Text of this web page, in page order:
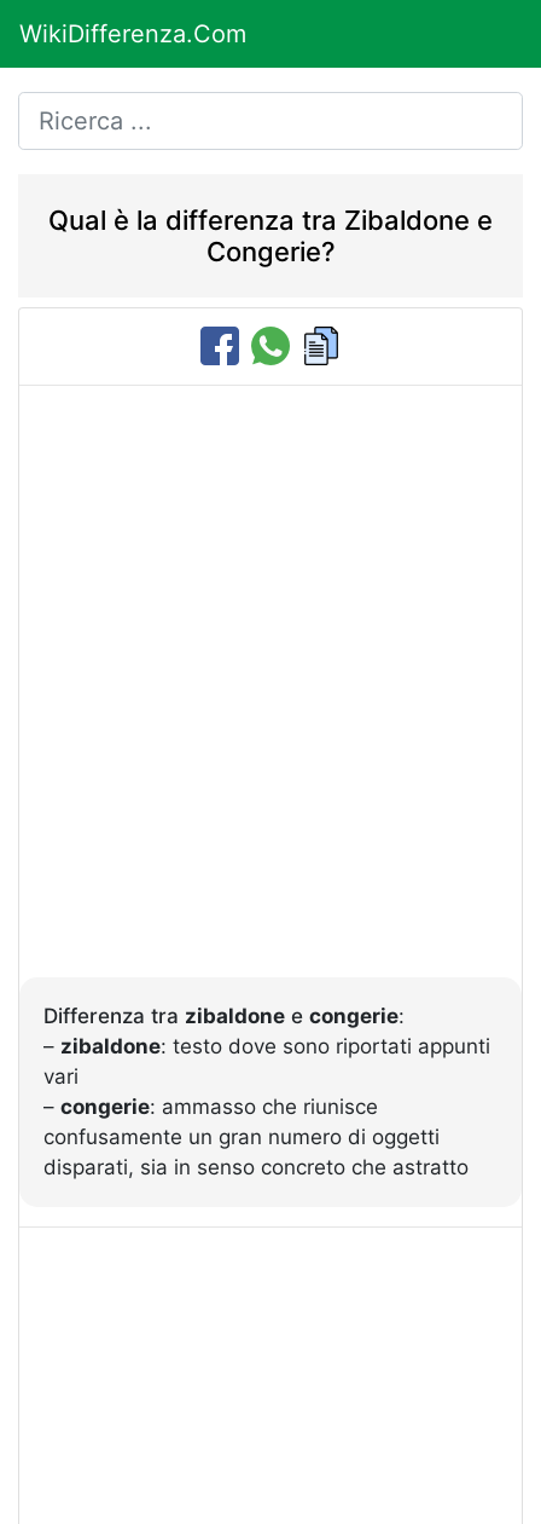
WikiDifferenza.Com
Qual è la differenza tra Zibaldone e
Congerie?
Differenza tra zibaldone e congerie:
– zibaldone: testo dove sono riportati appunti
vari
– congerie: ammasso che riunisce
confusamente un gran numero di oggetti
disparati, sia in senso concreto che astratto